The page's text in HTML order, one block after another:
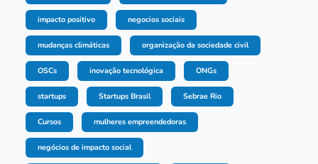
impacto positivo negocios sociais
mudanças climáticas organização da sociedade civil
OSCs inovação tecnológica ONGs
startups Startups Brasil Sebrae Rio
Cursos mulheres empreendedoras
negócios de impacto social